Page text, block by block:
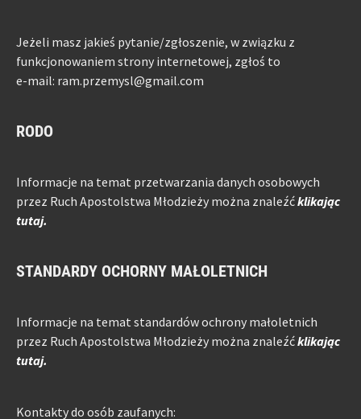
Jeżeli masz jakieś pytanie/zgłoszenie, w związku z
funkcjonowaniem strony internetowej, zgłoś to
e-mail: ram.przemysl@gmail.com
RODO
Informacje na temat przetwarzania danych osobowych
przez Ruch Apostolstwa Młodzieży można znaleźćklikając
tutaj.
STANDARDY OCHORNY MAŁOLETNICH
Informacje na temat standardów ochrony małoletnich
przez Ruch Apostolstwa Młodzieży można znaleźćklikając
tutaj.
Kontakty do osób zaufanych: